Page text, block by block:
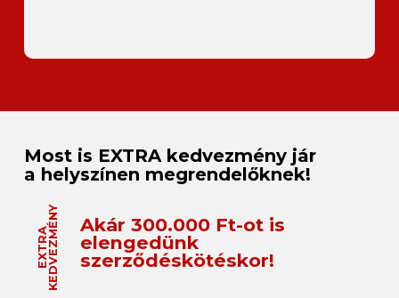
Most is EXTRA kedvezményjár
a helyszínen megrendelőknek!
EXTRAKEDVEZMÉNY
Akár 300.000 Ft-ot is
elengedünk
szerződéskötéskor!